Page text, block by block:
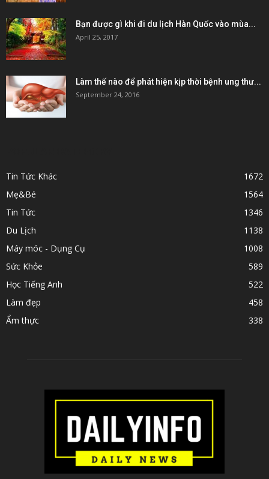
Bạn được gì khi đi du lịch Hàn Quốc vào mùa...
April 25, 2017
Làm thế nào để phát hiện kịp thời bệnh ung thư...
September 24, 2016
Tin Tức Khác
1672
Mẹ&Bé
1564
Tin Tức
1346
Du Lịch
1138
Máy móc - Dụng Cụ
1008
Sức Khỏe
589
Học Tiếng Anh
522
Làm đẹp
458
Ẩm thực
338